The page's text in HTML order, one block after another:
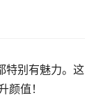
特别有魅力。这
值！